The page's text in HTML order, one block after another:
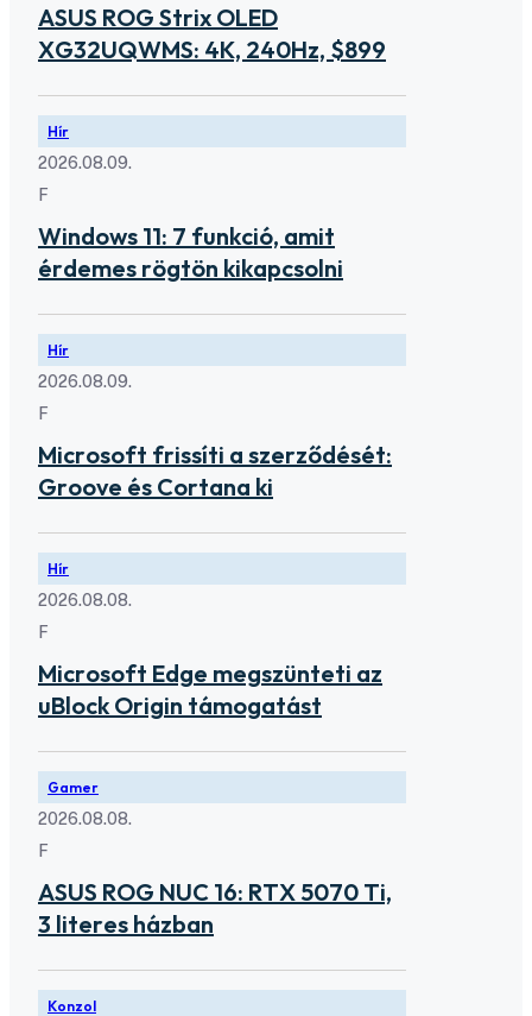
ASUS ROG Strix OLED
XG32UQWMS: 4K, 240Hz, $899
Hír
2026.08.09.
F
Windows 11: 7 funkció, amit
érdemes rögtön kikapcsolni
Hír
2026.08.09.
F
Microsoft frissíti a szerződését:
Groove és Cortana ki
Hír
2026.08.08.
F
Microsoft Edge megszünteti az
uBlock Origin támogatást
Gamer
2026.08.08.
F
ASUS ROG NUC 16: RTX 5070 Ti,
3 literes házban
Konzol